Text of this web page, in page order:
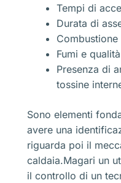
Tempi di
Durata di
Combustione
Fumi e
Presenza di
tossine
Sono elementi
avere una
riguarda poi il
caldaia.Magari un
il controllo di un